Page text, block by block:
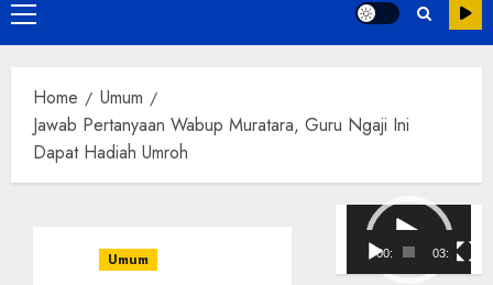
Primary
Menu
Home
Umum
Jawab Pertanyaan Wabup Muratara, Guru Ngaji Ini
Dapat Hadiah Umroh
Umum
Pemutar
Video
00:00 03:08